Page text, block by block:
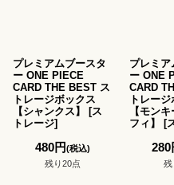
プレミアムブースタ
ー ONE PIECE
CARD THE BEST ス
トレージボックス
【シャンクス】
[ス
トレージ]
480円(税込)
残り20点
プレミア
ー ONE
CARD
トレー
【モン
フィ】
[
280
残